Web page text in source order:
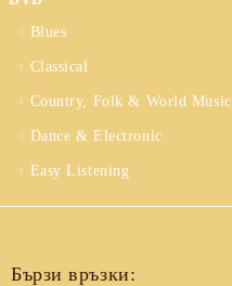
Blues
Classical
Country, Folk & World Music
Dance & Electronic
Easy Listening
Бързи връзки: